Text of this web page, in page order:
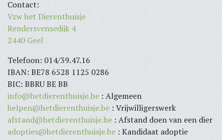
Contact:
Vzw het Dierenthuisje
Rendersvensedijk 4
2440 Geel
Telefoon: 014/39.47.16
IBAN: BE78 6528 1125 0286
BIC: BBRU BE BB
info@hetdierenthuisje.be : Algemeen
helpen@hetdierenthuisje.be : Vrijwilligerswerk
afstand@hetdierenthuisje.be : Afstand doen van een dier
adopties@hetdierenthuisje.be : Kandidaat adoptie